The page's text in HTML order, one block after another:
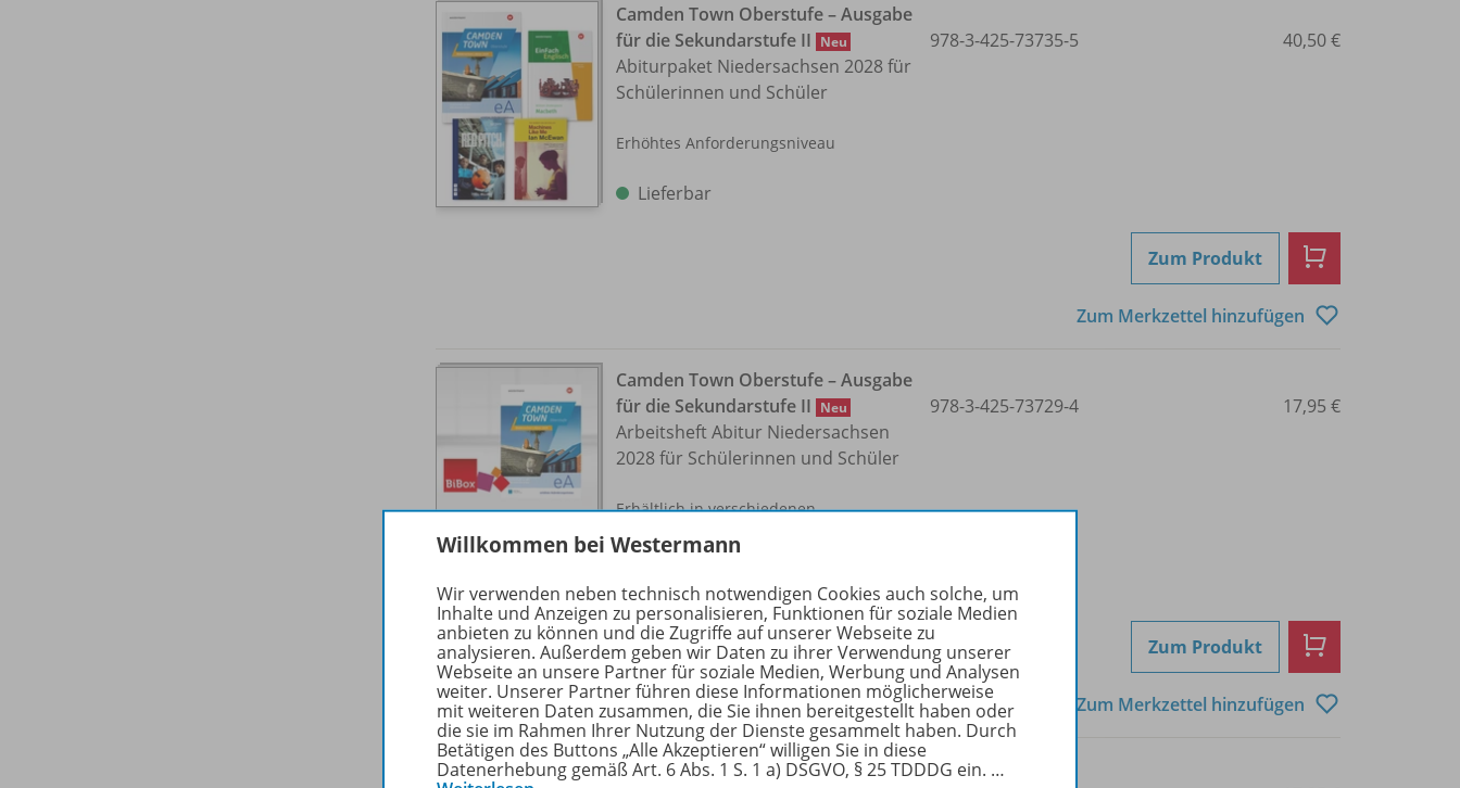
Camden Town Oberstufe – Ausgabe
für die Sekundarstufe II Neu
Abiturpaket Niedersachsen 2028 für
Schülerinnen und Schüler
Erhöhtes Anforderungsniveau
Lieferbar
978-3-425-73735-5 40,50 €
Zum Produkt
Zum Merkzettel hinzufügen
Camden Town Oberstufe – Ausgabe
für die Sekundarstufe II Neu
Arbeitsheft Abitur Niedersachsen
2028 für Schülerinnen und Schüler
Erhältlich in verschiedenen
Lieferbar
Ergänzende Digitalprodukte erhältlich
978-3-425-73729-4 17,95 €
Zum Produkt
Zum Merkzettel hinzufügen
Camden Town Oberstufe – Ausgabe
Willkommen bei Westermann
Wir verwenden neben technisch notwendigen Cookies auch solche, um
Inhalte und Anzeigen zu personalisieren, Funktionen für soziale Medien
anbieten zu können und die Zugriffe auf unserer Webseite zu
analysieren. Außerdem geben wir Daten zu ihrer Verwendung unserer
Webseite an unsere Partner für soziale Medien, Werbung und Analysen
weiter. Unserer Partner führen diese Informationen möglicherweise
mit weiteren Daten zusammen, die Sie ihnen bereitgestellt haben oder
die sie im Rahmen Ihrer Nutzung der Dienste gesammelt haben. Durch
Betätigen des Buttons „Alle Akzeptieren“ willigen Sie in diese
Datenerhebung gemäß Art. 6 Abs. 1 S. 1 a) DSGVO, § 25 TDDDG ein. …